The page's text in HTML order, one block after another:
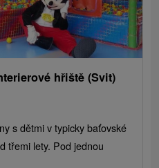
hřiště (Svit)
s dětmi v typicky baťovské
třemi lety. Pod jednou